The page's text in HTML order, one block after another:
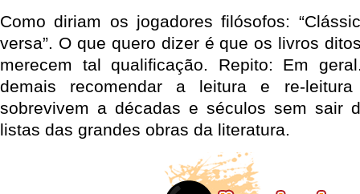
Como diriam os jogadores filósofos:
versa”. O que quero dizer é que os livros
merecem tal qualificação. Repito: Em
demais recomendar a leitura e re-
sobrevivem a décadas e séculos sem sair
listas das grandes obras da literatura.